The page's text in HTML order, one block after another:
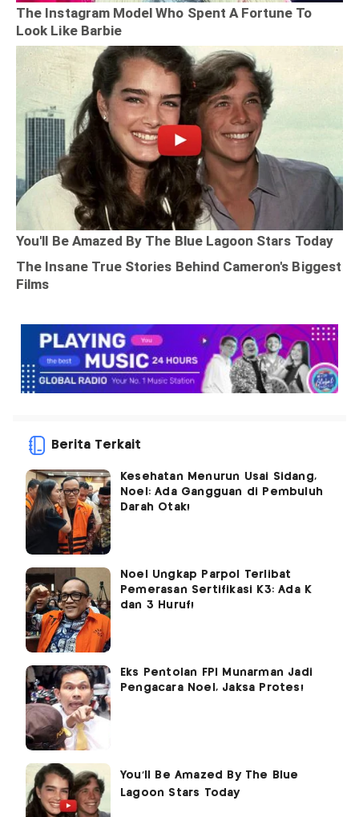
Berita Terkait
Kesehatan Menurun Usai Sidang,
Noel: Ada Gangguan di Pembuluh
Darah Otak!
Noel Ungkap Parpol Terlibat
Pemerasan Sertifikasi K3: Ada K
dan 3 Huruf!
Eks Pentolan FPI Munarman Jadi
Pengacara Noel, Jaksa Protes!